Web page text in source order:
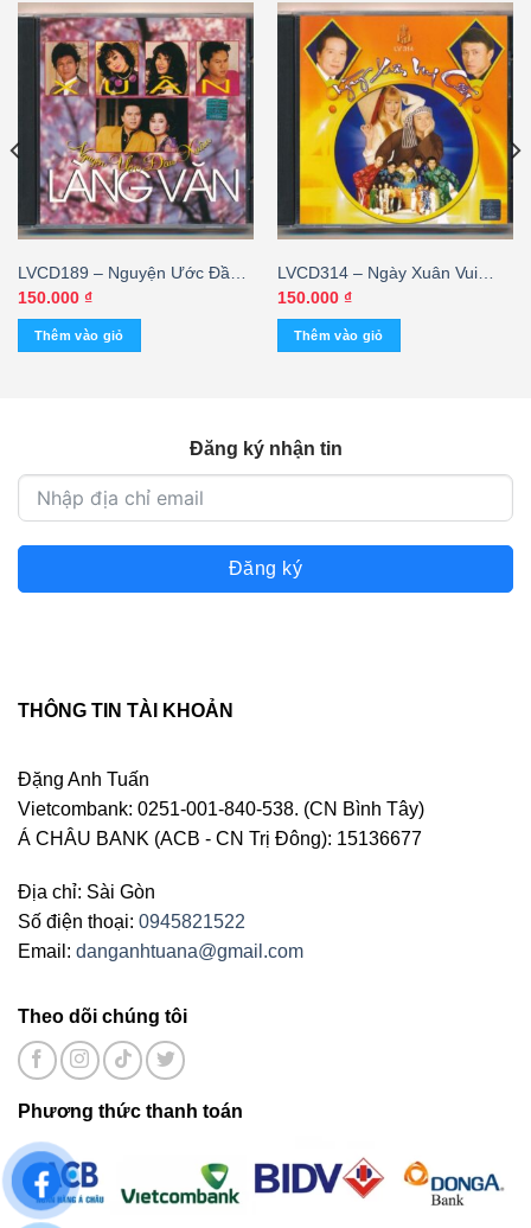
LVCD189 – Nguyện Ước Đầu
Xuân (tb) KGVHC
150.000 ₫
Thêm vào giỏ
LVCD314 – Ngày Xuân Vui
Cưới
150.000 ₫
Thêm vào giỏ
Đăng ký nhận tin
Đăng ký
THÔNG TIN TÀI KHOẢN
Đặng Anh Tuấn
Vietcombank: 0251-001-840-538. (CN Bình Tây)
Á CHÂU BANK (ACB - CN Trị Đông): 15136677
Địa chỉ: Sài Gòn
Số điện thoại: 0945821522
Email: danganhtuana@gmail.com
Theo dõi chúng tôi
Phương thức thanh toán